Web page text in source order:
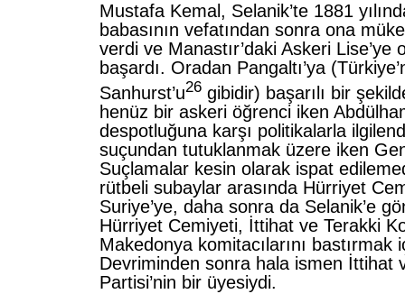
Mustafa Kemal, Selanik’te 1881
babasının vefatından sonra ona
verdi ve Manastır’daki Askeri Lise’ye
başardı. Oradan Pangaltı’ya
Sanhurst’u26 gibidir) başarılı bir
henüz bir askeri öğrenci iken
despotluğuna karşı politikalarla
suçundan tutuklanmak üzere iken
Suçlamalar kesin olarak ispat
rütbeli subaylar arasında Hürriyet
Suriye’ye, daha sonra da Selanik’e
Hürriyet Cemiyeti, İttihat ve Terakki
Makedonya komitacılarını bastırmak
Devriminden sonra hala ismen İttihat
Partisi’nin bir üyesiydi.